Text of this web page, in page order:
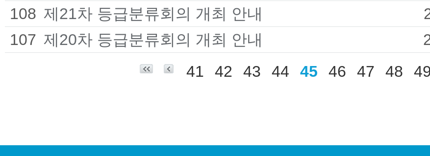
108 제21차 등급분류회의 개최 안내
107 제20차 등급분류회의 개최 안내
41
42 43 44 45 46 47 48